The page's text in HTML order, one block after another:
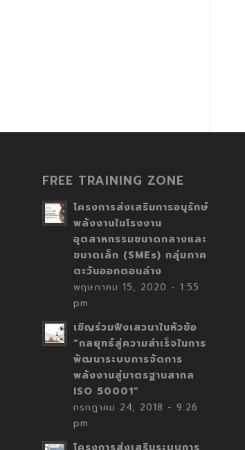
FREE TRAINING ZONE
โครงการส่งเสริมการอนุรักษ์
พลังงานในโรงงาน
อุตสาหกรรมขนาดกลางและ
ขนาดเล็ก (SMEs) กลุ่มภาค
ตะวันออกตอนล่าง
พฤษภาคม 15, 2020 - 1:55
pm
เชิญร่วมฟังเสวนาในหัวข้อ
“กลยุทธ์สู่ความสำเร็จในการ
พัฒนาระบบการจัดการ
พลังงานสู่มาตรฐานสากล
ISO 50001”
กรกฎาคม 24, 2018 - 9:26
pm